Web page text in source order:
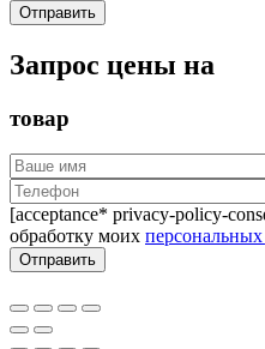
Запрос цены на
товар
[acceptance* privacy-policy-
обработку моих